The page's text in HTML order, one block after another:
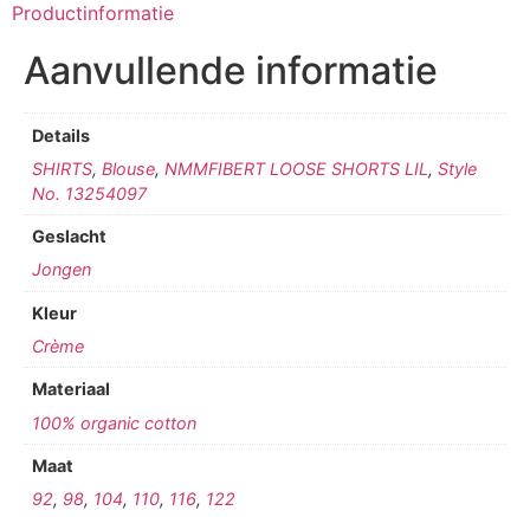
Productinformatie
Aanvullende informatie
Details
SHIRTS,Blouse,NMMFIBERT LOOSE SHORTS LIL ,Style
No. 13254097
Geslacht
Jongen
Kleur
Crème
Materiaal
100% organic cotton
Maat
92, 98, 104, 110, 116, 122